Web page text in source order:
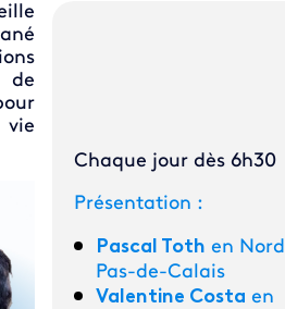
de
Chaque jour dès 6h30
Présentation :
Pascal Toth en Nord
Pas-de-Calais
Valentine Costa en